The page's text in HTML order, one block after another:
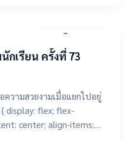
28 มีนาคม 2569
กเรียน ครั้งที่ 73
วามสวยงามเมื่อแยกไปอยู่